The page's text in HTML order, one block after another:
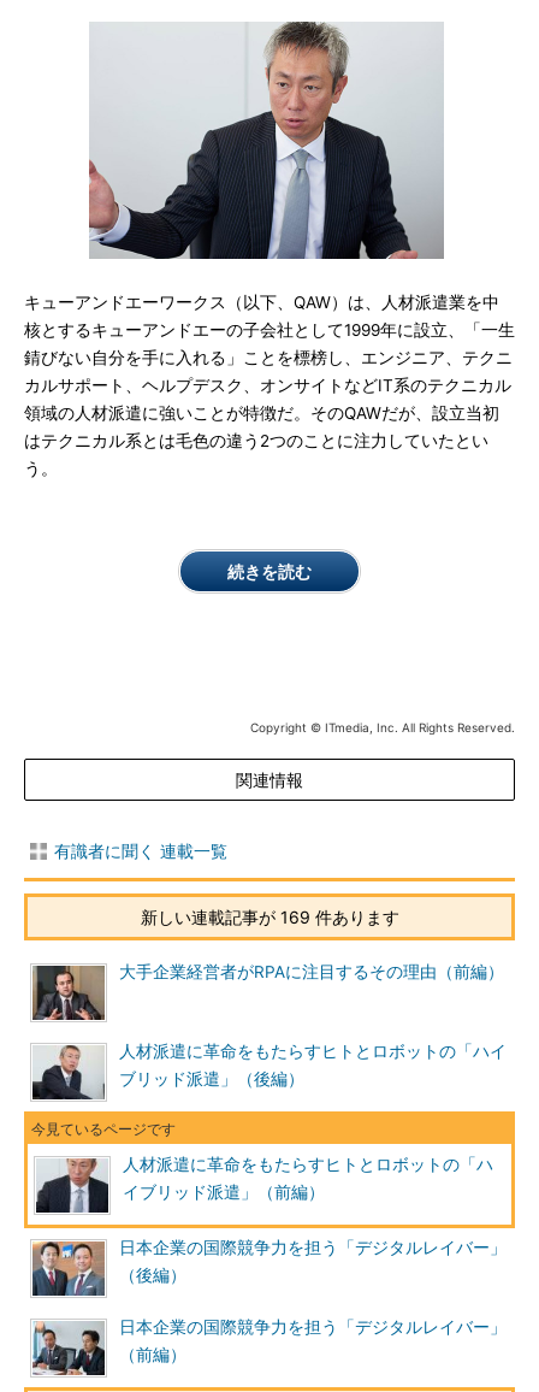
キューアンドエーワークス（以下、QAW）は、人材派遣業を中
核とするキューアンドエーの子会社として1999年に設立、「一生
錆びない自分を手に入れる」ことを標榜し、エンジニア、テクニ
カルサポート、ヘルプデスク、オンサイトなどIT系のテクニカル
領域の人材派遣に強いことが特徴だ。そのQAWだが、設立当初
はテクニカル系とは毛色の違う2つのことに注力していたとい
う。
続きを読む
Copyright © ITmedia, Inc. All Rights Reserved.
関連情報
有識者に聞く 連載一覧
新しい連載記事が 169 件あります
大手企業経営者がRPAに注目するその理由（前編）
人材派遣に革命をもたらすヒトとロボットの「ハイ
ブリッド派遣」（後編）
人材派遣に革命をもたらすヒトとロボットの「ハ
イブリッド派遣」（前編）
日本企業の国際競争力を担う「デジタルレイバー」
（後編）
日本企業の国際競争力を担う「デジタルレイバー」
（前編）